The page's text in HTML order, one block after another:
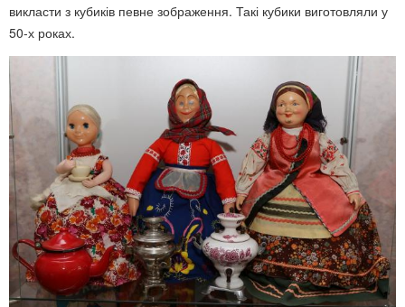
викласти з кубиків певне зображення. Такі кубики виготовляли у
50-х роках.